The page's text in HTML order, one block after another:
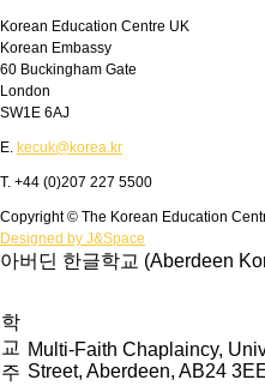
Korean Education Centre UK
Korean Embassy
60 Buckingham Gate
London
SW1E 6AJ
E. kecuk@korea.kr
T. +44 (0)207 227 5500
Copyright © The Korean Education
Designed by J&Space
아버딘 한글학교 (Aberdeen
학
교
주
Multi-Faith Chaplaincy,
Street, Aberdeen, AB24